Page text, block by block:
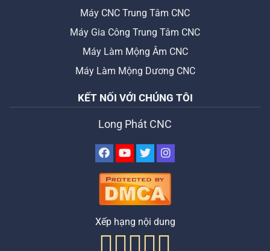
Máy CNC Trung Tâm CNC
Máy Gia Công Trung Tâm CNC
Máy Làm Mộng Âm CNC
Máy Làm Mộng Dương CNC
KẾT NỐI VỚI CHÚNG TÔI
Long Phát CNC
Xếp hạng nội dung